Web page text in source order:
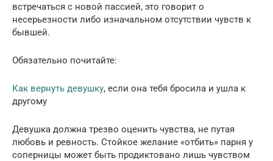
встречаться с новой пассией, это говорит о
несерьезности либо изначальном отсутствии чувств к
бывшей.
Обязательно почитайте:
Как вернуть девушку, если она тебя бросила и ушла к
другому
Девушка должна трезво оценить чувства, не путая
любовь и ревность. Стойкое желание «отбить» парня у
соперницы может быть продиктовано лишь чувством